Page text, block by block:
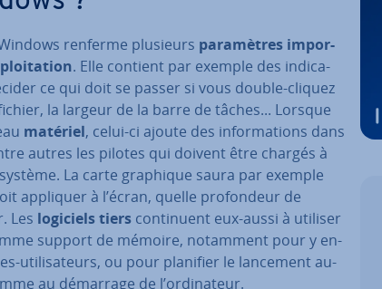
renferme plusieurs pa­ra­mètres im­por­
. Elle contient par exemple des in­di­ca­
ce qui doit se passer si vous double-cliquez
la largeur de la barre de tâches... Lorsque
matériel, celui-ci ajoute des in­for­ma­tions dans
autres les pilotes qui doivent être chargés à
La carte graphique saura par exemple
appliquer à l’écran, quelle pro­fon­deur de
Les logiciels tiers con­ti­nuent eux-aussi à utiliser
support de mémoire, notamment pour y en­
uti­li­sa­teurs, ou pour planifier le lancement au­
au démarrage de l’or­di­na­teur.